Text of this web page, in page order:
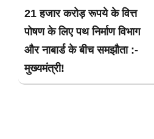
21 हजार करोड़ रूपये के वित्त
पोषण के लिए पथ निर्माण विभाग
और नाबार्ड के बीच समझौता :-
मुख्यमंत्री!